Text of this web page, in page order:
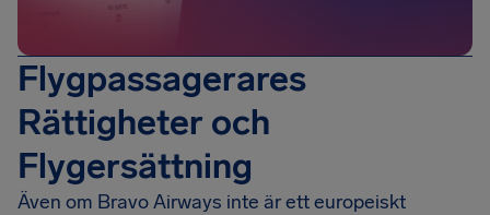
Flygpassagerares
Rättigheter och
Flygersättning
Även om Bravo Airways inte är ett europeiskt